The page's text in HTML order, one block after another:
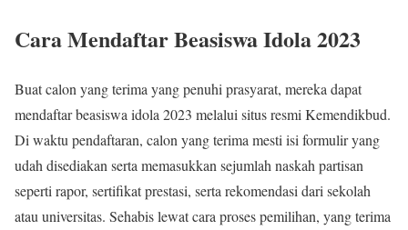
Cara Mendaftar Beasiswa Idola 2023
Buat calon yang terima yang penuhi prasyarat, mereka dapat
mendaftar beasiswa idola 2023 melalui situs resmi Kemendikbud.
Di waktu pendaftaran, calon yang terima mesti isi formulir yang
udah disediakan serta memasukkan sejumlah naskah partisan
seperti rapor, sertifikat prestasi, serta rekomendasi dari sekolah
atau universitas. Sehabis lewat cara proses pemilihan, yang terima